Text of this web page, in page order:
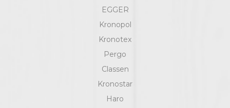
EGGER
Kronopol
Kronotex
Pergo
Classen
Kronostar
Haro